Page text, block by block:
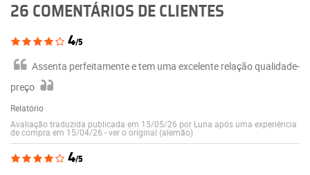
26 COMENTÁRIOS DE CLIENTES
4/5
Assenta perfeitamente e tem uma excelente relação qualidade-
preço
Relatório
Avaliação traduzida publicada em 15/05/26 por Luna após uma experiência
de compra em 15/04/26 -ver o original (alemão)
4/5